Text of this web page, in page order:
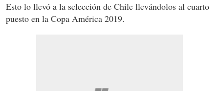
Esto lo llevó a la selección de Chile llevándolos al cuarto
puesto en la Copa América 2019.